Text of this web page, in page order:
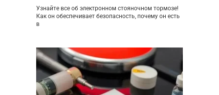
Узнайте все об электронном стояночном тормозе!
Как он обеспечивает безопасность, почему он есть
в